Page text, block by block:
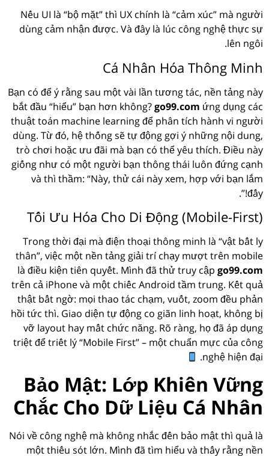
Nếu UI là “bộ mặt” thì UX chính là “cảm xúc” mà người
dùng cảm nhận được. Và đây là lúc công nghệ thực sự
lên ngôi.
Cá Nhân Hóa Thông Minh
Bạn có để ý rằng sau một vài lần tương tác, nền tảng này
bắt đầu “hiểu” bạn hơn không?go99.com ứng dụng các
thuật toán machine learning để phân tích hành vi người
dùng. Từ đó, hệ thống sẽ tự động gợi ý những nội dung,
trò chơi hoặc ưu đãi mà bạn có thể yêu thích. Điều này
giống như có một người bạn thông thái luôn đứng cạnh
và thì thầm: “Này, thử cái này xem, hợp với bạn lắm
đấy!”.
Tối Ưu Hóa Cho Di Động (Mobile-First)
Trong thời đại mà điện thoại thông minh là “vật bất ly
thân”, việc một nền tảng giải trí chạy mượt trên mobile
là điều kiện tiên quyết. Mình đã thử truy cập go99.com
trên cả iPhone và một chiếc Android tầm trung. Kết quả
thật bất ngờ: mọi thao tác chạm, vuốt, zoom đều phản
hồi tức thì. Giao diện tự động co giãn linh hoạt, không bị
vỡ layout hay mất chức năng. Rõ ràng, họ đã áp dụng
triệt để triết lý “Mobile First” – một chuẩn mực của công
nghệ hiện đại.
Bảo Mật: Lớp Khiên Vững
Chắc Cho Dữ Liệu Cá Nhân
Nói về công nghệ mà không nhắc đến bảo mật thì quả là
một thiếu sót lớn. Mình đã tìm hiểu và thấy rằng nền